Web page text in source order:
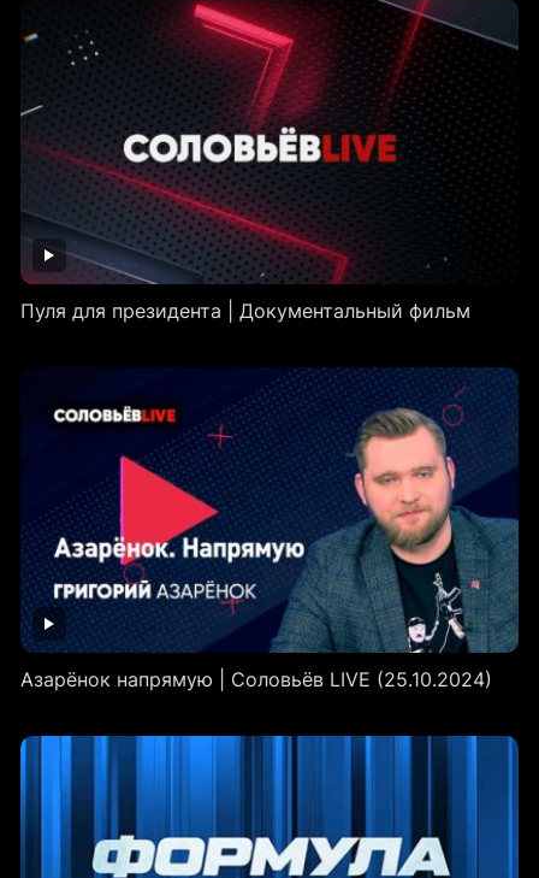
Пуля для президента | Документальный фильм
Азарёнок напрямую | Соловьёв LIVE (25.10.2024)